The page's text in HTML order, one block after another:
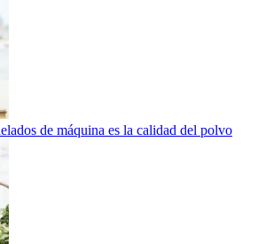
de máquina es la calidad del polvo